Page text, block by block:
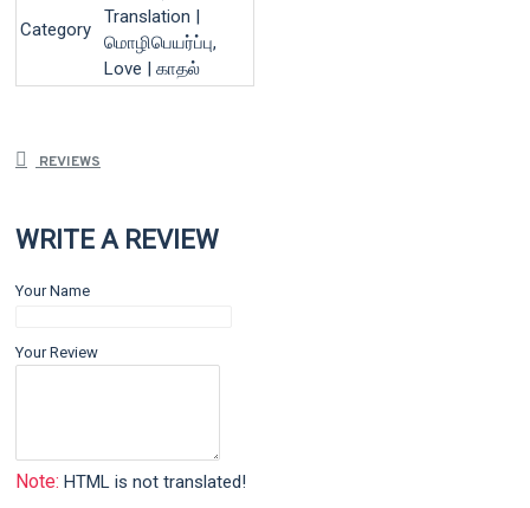
Category
Translation |
மொழிபெயர்ப்பு,
Love | காதல்
REVIEWS
WRITE A REVIEW
Your Name
Your Review
Note: HTML is not translated!